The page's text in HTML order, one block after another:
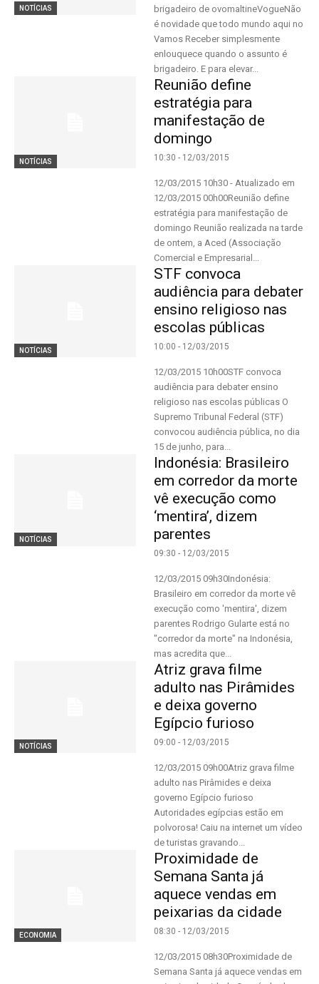
NOTÍCIAS
brigadeiro de ovomaltineVogueNão
é novidade que todo mundo aqui no
Vamos Receber simplesmente
enlouquece quando o assunto é
brigadeiro. E para elevar...
NOTÍCIAS
Reunião define
estratégia para
manifestação de
domingo
10:30 - 12/03/2015
12/03/2015 10h30 - Atualizado em
12/03/2015 00h00Reunião define
estratégia para manifestação de
domingo Reunião realizada na tarde
de ontem, a Aced (Associação
Comercial e Empresarial...
NOTÍCIAS
STF convoca
audiência para debater
ensino religioso nas
escolas públicas
10:00 - 12/03/2015
12/03/2015 10h00STF convoca
audiência para debater ensino
religioso nas escolas públicas O
Supremo Tribunal Federal (STF)
convocou audiência pública, no dia
15 de junho, para...
NOTÍCIAS
Indonésia: Brasileiro
em corredor da morte
vê execução como
‘mentira’, dizem
parentes
09:30 - 12/03/2015
12/03/2015 09h30Indonésia:
Brasileiro em corredor da morte vê
execução como 'mentira', dizem
parentes Rodrigo Gularte está no
"corredor da morte" na Indonésia,
mas acredita que...
NOTÍCIAS
Atriz grava filme
adulto nas Pirâmides
e deixa governo
Egípcio furioso
09:00 - 12/03/2015
12/03/2015 09h00Atriz grava filme
adulto nas Pirâmides e deixa
governo Egípcio furioso
Autoridades egípcias estão em
polvorosa! Caiu na internet um vídeo
de turistas gravando...
ECONOMIA
Proximidade de
Semana Santa já
aquece vendas em
peixarias da cidade
08:30 - 12/03/2015
12/03/2015 08h30Proximidade de
Semana Santa já aquece vendas em